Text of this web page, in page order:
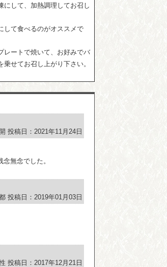
にして、加熱調理してお召し
して食べるのがオススメで
レートで焼いて、お好みでバ
乗せてお召し上がり下さい。
投稿日：2021年11月24日
無念でした。
投稿日：2019年01月03日
投稿日：2017年12月21日